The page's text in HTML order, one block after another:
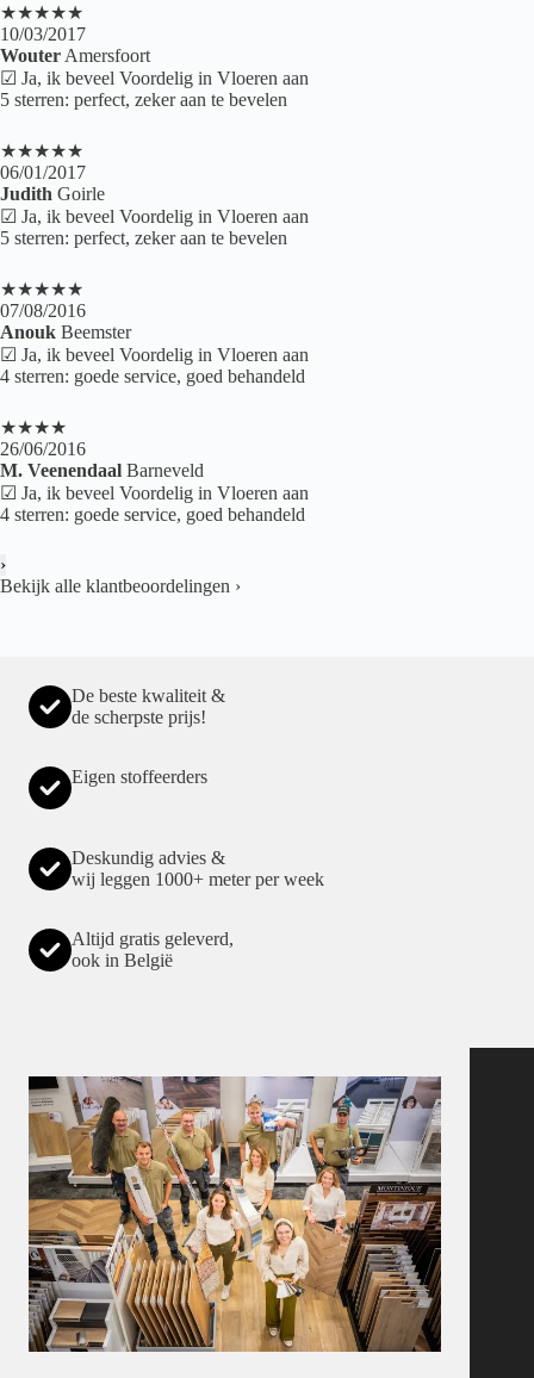
★★★★★
10/03/2017
Wouter Amersfoort
☑ Ja, ik beveel Voordelig in Vloeren aan
5 sterren: perfect, zeker aan te bevelen
★★★★★
06/01/2017
Judith Goirle
☑ Ja, ik beveel Voordelig in Vloeren aan
5 sterren: perfect, zeker aan te bevelen
★★★★★
07/08/2016
Anouk Beemster
☑ Ja, ik beveel Voordelig in Vloeren aan
4 sterren: goede service, goed behandeld
★★★★
26/06/2016
M. Veenendaal Barneveld
☑ Ja, ik beveel Voordelig in Vloeren aan
4 sterren: goede service, goed behandeld
›
Bekijk alle klantbeoordelingen ›
De beste kwaliteit &
de scherpste prijs!
Eigen stoffeerders
Deskundig advies &
wij leggen 1000+ meter per week
Altijd gratis geleverd,
ook in België